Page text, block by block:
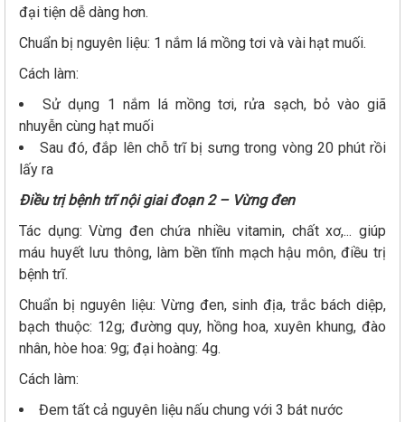
đại tiện dễ dàng hơn.
Chuẩn bị nguyên liệu: 1 nắm lá mồng tơi và vài hạt muối.
Cách làm:
Sử dụng 1 nắm lá mồng tơi, rửa sạch, bỏ vào giã
nhuyễn cùng hạt muối
Sau đó, đắp lên chỗ trĩ bị sưng trong vòng 20 phút rồi
lấy ra
Điều trị bệnh trĩ nội giai đoạn 2 – Vừng đen
Tác dụng: Vừng đen chứa nhiều vitamin, chất xơ,... giúp
máu huyết lưu thông, làm bền tĩnh mạch hậu môn, điều trị
bệnh trĩ.
Chuẩn bị nguyên liệu: Vừng đen, sinh địa, trắc bách diệp,
bạch thuộc: 12g; đường quy, hồng hoa, xuyên khung, đào
nhân, hòe hoa: 9g; đại hoàng: 4g.
Cách làm:
Đem tất cả nguyên liệu nấu chung với 3 bát nước